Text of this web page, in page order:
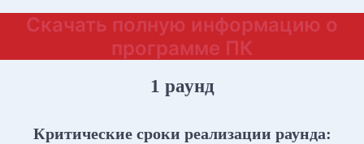
Скачать полную информацию о
программе ПК
1 раунд
Критические сроки реализации раунда: